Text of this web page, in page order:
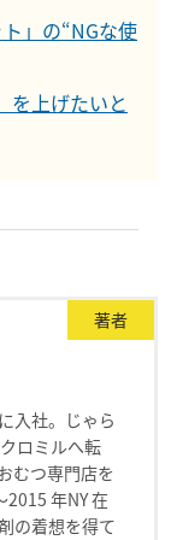
」の“NGな使
を上げたいと
著者
入社。じゃら
ロミルへ転
むつ専門店を
2015 年NY 在
の着想を得て